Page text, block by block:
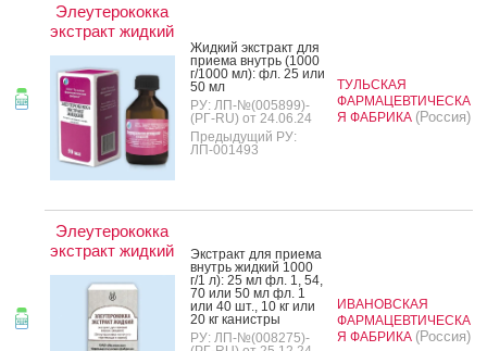
Элеутерококка
экстракт жидкий
Жид­кий экс­тракт для
при­ема внутрь (1000
г/1000 мл): фл. 25 или
50 мл
РУ: ЛП-№(005899)-
(РГ-RU) от 24.06.24
Предыдущий РУ:
ЛП-001493
ТУЛЬСКАЯ
ФАРМАЦЕВТИЧЕСКА
Я ФАБРИКА (Россия)
Элеутерококка
экстракт жидкий
Экс­тракт для при­ема
внутрь жид­кий 1000
г/1 л): 25 мл фл. 1, 54,
70 или 50 мл фл. 1
или 40 шт., 10 кг или
20 кг ка­нис­тры
РУ: ЛП-№(008275)-
ИВАНОВСКАЯ
ФАРМАЦЕВТИЧЕСКА
Я ФАБРИКА (Россия)